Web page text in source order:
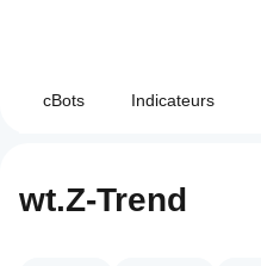
cBots Indicateurs
wt.Z-Trend